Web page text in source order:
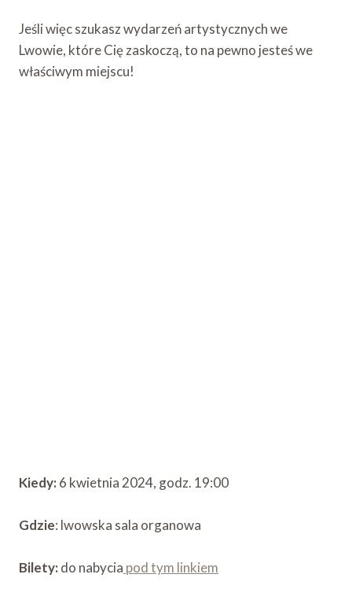
Jeśli więc szukasz wydarzeń artystycznych we
Lwowie, które Cię zaskoczą, to na pewno jesteś we
właściwym miejscu!
Kiedy: 6 kwietnia 2024, godz. 19:00
Gdzie: lwowska sala organowa
Bilety: do nabycia pod tym linkiem